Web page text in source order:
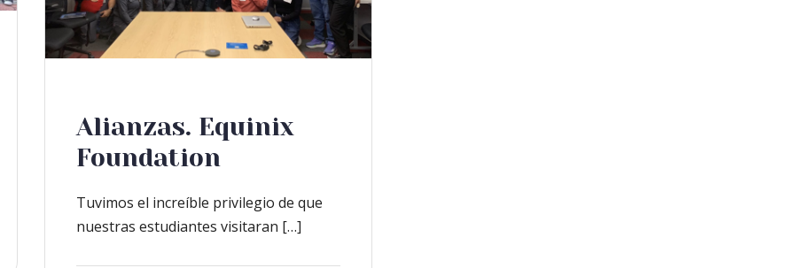
Alianzas. Equinix
Foundation
Tuvimos el increíble privilegio de que
nuestras estudiantes visitaran […]